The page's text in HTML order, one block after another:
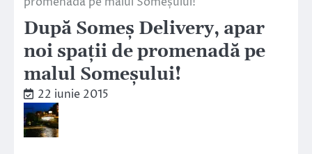
După Someș Delivery, apar
noi spații de promenadă pe
malul Someșului!
22 iunie 2015